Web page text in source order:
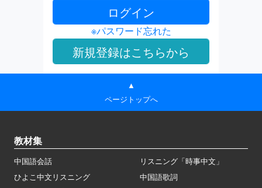
※パスワード忘れた
▲
ページトップへ
教材集
中国語会話
リスニング「時事中文」
ひよこ中文リスニング
中国語歌詞